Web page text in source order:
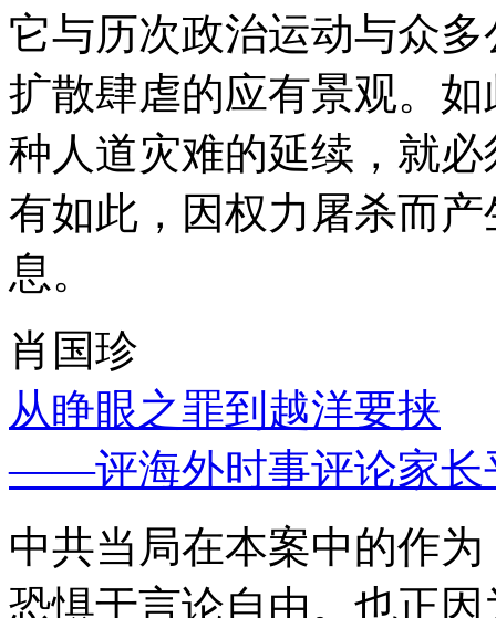
它与历次政治运动与众
扩散肆虐的应有景观。
种人道灾难的延续，就
有如此，因权力屠杀而
息。
肖国珍
从睁眼之罪到越洋要挟
——评海外时事评论家长
中共当局在本案中的作
恐惧于言论自由。也正